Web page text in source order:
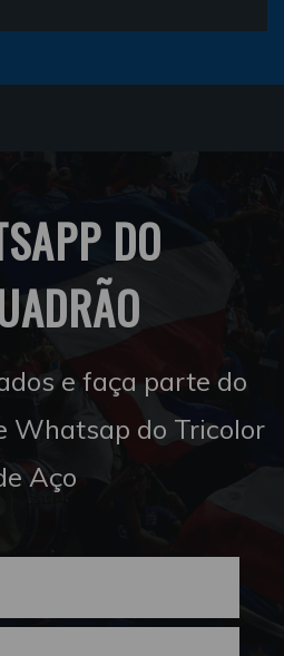
DO
e faça parte do
Whatsap do Tricolor
Aço